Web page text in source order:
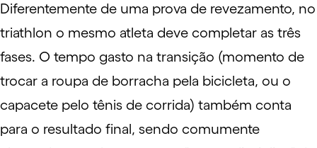
Diferentemente de uma prova de revezamento, no
triathlon o mesmo atleta deve completar as três
fases. O tempo gasto na transição (momento de
trocar a roupa de borracha pela bicicleta, ou o
capacete pelo tênis de corrida) também conta
para o resultado final, sendo comumente